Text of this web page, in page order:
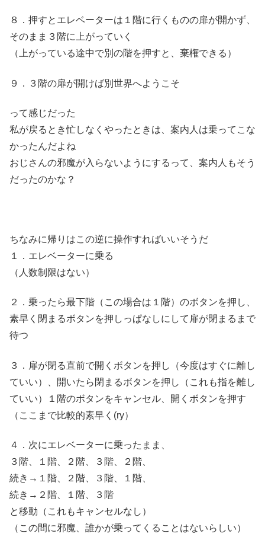
８．押すとエレベーターは１階に行くものの扉が開かず、
そのまま３階に上がっていく
（上がっている途中で別の階を押すと、棄権できる）
９．３階の扉が開けば別世界へようこそ
って感じだった
私が戻るとき忙しなくやったときは、案内人は乗ってこな
かったんだよね
おじさんの邪魔が入らないようにするって、案内人もそう
だったのかな？
ちなみに帰りはこの逆に操作すればいいそうだ
１．エレベーターに乗る
（人数制限はない）
２．乗ったら最下階（この場合は１階）のボタンを押し、
素早く閉まるボタンを押しっぱなしにして扉が閉まるまで
待つ
３．扉が閉る直前で開くボタンを押し（今度はすぐに離し
ていい）、開いたら閉まるボタンを押し（これも指を離し
ていい）１階のボタンをキャンセル、開くボタンを押す
（ここまで比較的素早く(ry）
４．次にエレベーターに乗ったまま、
３階、１階、２階、３階、２階、
続き→１階、２階、３階、１階、
続き→２階、１階、３階
と移動（これもキャンセルなし）
（この間に邪魔、誰かが乗ってくることはないらしい）